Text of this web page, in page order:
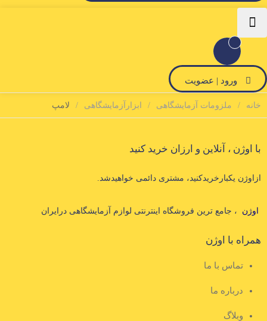
ورود | عضویت
خانه ملزومات آزمایشگاهی ابزارآزمایشگاهی لامپ
با اوژن ، آنلاین و ارزان خرید کنید
ازاوژن یکبارخریدکنید، مشتری دائمی خواهیدشد.
اوژن ، جامع ترین فروشگاه اینترنتی لوازم آزمایشگاهی درایران
همراه با اوژن
تماس با ما
درباره ما
وبلاگ